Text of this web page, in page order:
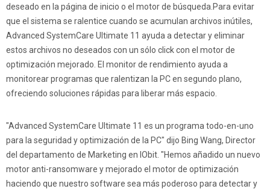
deseado en la página de inicio o el motor de búsqueda.Para evitar
que el sistema se ralentice cuando se acumulan archivos inútiles,
Advanced SystemCare Ultimate 11 ayuda a detectar y eliminar
estos archivos no deseados con un sólo click con el motor de
optimización mejorado. El monitor de rendimiento ayuda a
monitorear programas que ralentizan la PC en segundo plano,
ofreciendo soluciones rápidas para liberar más espacio.
"Advanced SystemCare Ultimate 11 es un programa todo-en-uno
para la seguridad y optimización de la PC" dijo Bing Wang, Director
del departamento de Marketing en IObit. "Hemos añadido un nuevo
motor anti-ransomware y mejorado el motor de optimización
haciendo que nuestro software sea más poderoso para detectar y